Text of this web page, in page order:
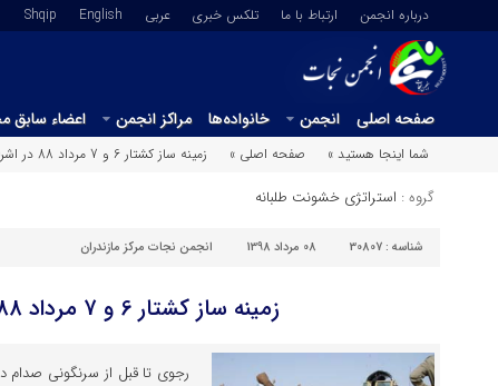
درباره انجمن ارتباط با ما تلکس خبری عربي English
Shqip
صفحه اصلی انجمن خانواده‌ها مراکز انجمن اعضاء سابق
شما اینجا هستید »
صفحه اصلی » زمینه ساز کشتار 6 و 7 مرداد 88 در اشرف
گروه : استراتژی خشونت طلبانه
شناسه : 30807 08 مرداد 1398 انجمن نجات مرکز مازندران
زمینه ساز کشتار 6 و 7 مرداد 88 در اشرف
رجوی تا قبل از سرنگونی صدام